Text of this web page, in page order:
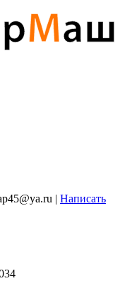
| Написать